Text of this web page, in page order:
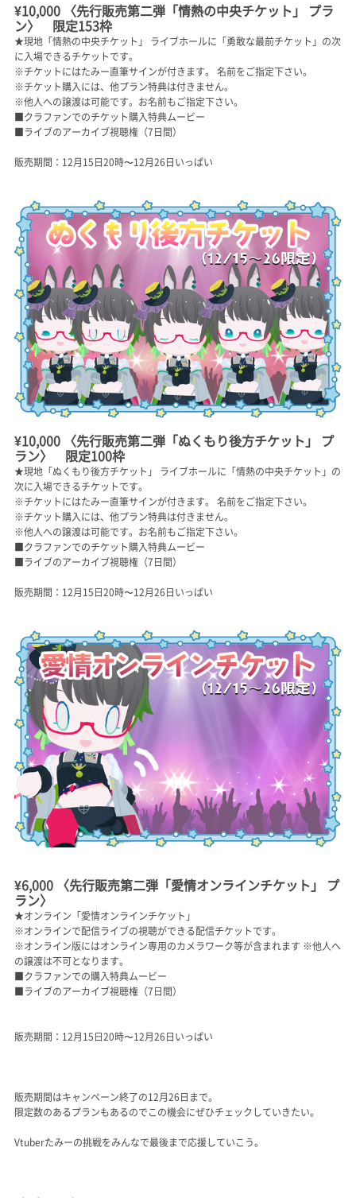
¥10,000 〈先行販売第二弾「情熱の中央チケット」 プラ
ン〉 限定153枠
★現地「情熱の中央チケット」 ライブホールに「勇敢な最前チケット」の次
に入場できるチケットです。
※チケットにはたみー直筆サインが付きます。 名前をご指定下さい。
※チケット購入には、他プラン特典は付きません。
※他人への譲渡は可能です。お名前もご指定下さい。
■クラファンでのチケット購入特典ムービー
■ライブのアーカイブ視聴権（7日間）
販売期間：12月15日20時〜12月26日いっぱい
¥10,000 〈先行販売第二弾「ぬくもり後方チケット」 プ
ラン〉 限定100枠
★現地「ぬくもり後方チケット」 ライブホールに「情熱の中央チケット」の
次に入場できるチケットです。
※チケットにはたみー直筆サインが付きます。 名前をご指定下さい。
※チケット購入には、他プラン特典は付きません。
※他人への譲渡は可能です。お名前もご指定下さい。
■クラファンでのチケット購入特典ムービー
■ライブのアーカイブ視聴権（7日間）
販売期間：12月15日20時〜12月26日いっぱい
¥6,000 〈先行販売第二弾「愛情オンラインチケット」 プ
ラン〉
★オンライン「愛情オンラインチケット」
※オンラインで配信ライブの視聴ができる配信チケットです。
※オンライン版にはオンライン専用のカメラワーク等が含まれます ※他人へ
の譲渡は不可となります。
■クラファンでの購入特典ムービー
■ライブのアーカイブ視聴権（7日間）
販売期間：12月15日20時〜12月26日いっぱい
販売期間はキャンペーン終了の12月26日まで。
限定数のあるプランもあるのでこの機会にぜひチェックしていきたい。
Vtuberたみーの挑戦をみんなで最後まで応援していこう。